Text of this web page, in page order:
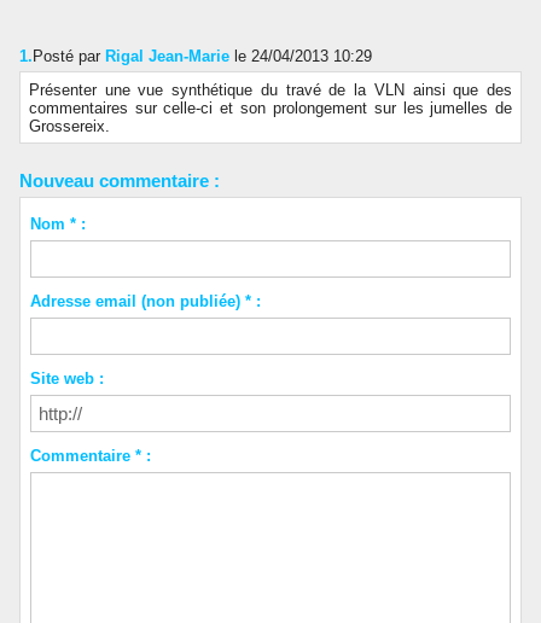
1. Posté par Rigal Jean-Marie le 24/04/2013 10:29
Présenter une vue synthétique du travé de la VLN ainsi que des
commentaires sur celle-ci et son prolongement sur les jumelles de
Grossereix.
Nouveau commentaire :
Nom * :
Adresse email (non publiée) * :
Site web :
Commentaire * :